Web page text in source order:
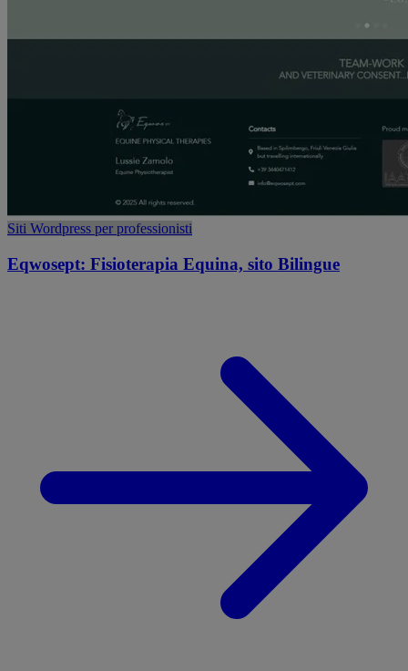
Siti Wordpress per professionisti
Eqwosept: Fisioterapia Equina, sito Bilingue